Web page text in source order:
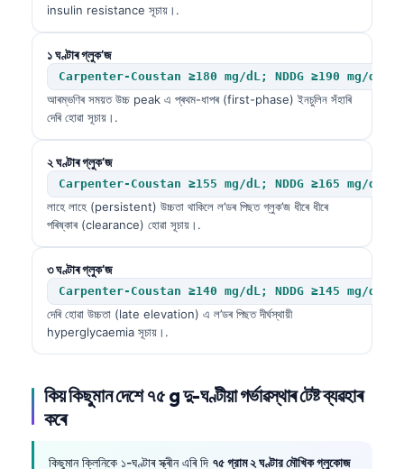
insulin resistance সূচায়।.
১ ঘণ্টাৰ গ্লুক’জ
Carpenter-Coustan ≥180 mg/dL; NDDG ≥190 mg/dL
আৰম্ভণিৰ সময়ত উচ্চ peak এ প্ৰথম-ধাপৰ (first-phase) ইনচুলিন সঁহাৰি
দেৰি হোৱা সূচায়।.
২ ঘণ্টাৰ গ্লুক’জ
Carpenter-Coustan ≥155 mg/dL; NDDG ≥165 mg/dL
লাহে লাহে (persistent) উচ্চতা থাকিলে ল’ডৰ পিছত গ্লুক’জ ধীৰে ধীৰে
পৰিষ্কাৰ (clearance) হোৱা সূচায়।.
৩ ঘণ্টাৰ গ্লুক’জ
Carpenter-Coustan ≥140 mg/dL; NDDG ≥145 mg/dL
দেৰি হোৱা উচ্চতা (late elevation) এ ল’ডৰ পিছত দীর্ঘস্থায়ী
hyperglycaemia সূচায়।.
কিয় কিছুমান দেশে ৭৫ g দু-ঘণ্টীয়া গৰ্ভাৱস্থাৰ টেষ্ট ব্যৱহাৰ
কৰে
কিছুমান ক্লিনিকে ১-ঘণ্টাৰ স্ক্ৰীন এৰি দি ৭৫ গ্রাম ২ ঘণ্টার মৌখিক গ্লুকোজ